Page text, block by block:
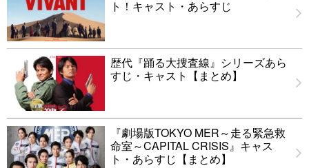
ト！キャスト・あらすじ
歴代『踊る大捜査線』シリーズあら
すじ・キャスト【まとめ】
『劇場版TOKYO MER～走る緊急救
命室～CAPITAL CRISIS』キャス
ト・あらすじ【まとめ】